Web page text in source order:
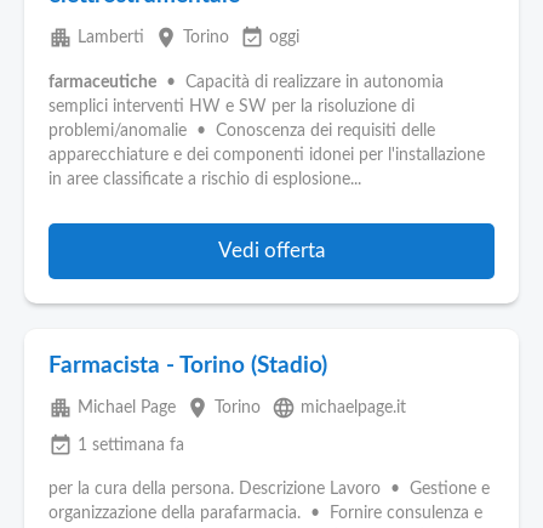
apartment Lamberti place Torino event_available oggi
farmaceutiche • Capacità di realizzare in autonomia
semplici interventi HW e SW per la risoluzione di
problemi/anomalie • Conoscenza dei requisiti delle
apparecchiature e dei componenti idonei per l'installazione
in aree classificate a rischio di esplosione...
Vedi offerta
Farmacista - Torino (Stadio)
apartment Michael Page place Torino language michaelpage.it
event_available 1 settimana fa
per la cura della persona. Descrizione Lavoro • Gestione e
organizzazione della parafarmacia. • Fornire consulenza e